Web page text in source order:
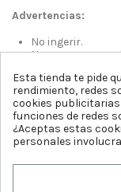
Advertencias:
No ingerir.
No usar en caso
raras.
Este producto
Contactar ante
producto.
Esta tienda te pide
rendimiento, redes
cookies
funciones de redes
¿Aceptas estas
personales